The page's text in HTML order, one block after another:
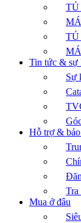
TỦ
Tin tức & sự
Sự
Hỗ trợ & bảo
Tra
Mua ở đâu